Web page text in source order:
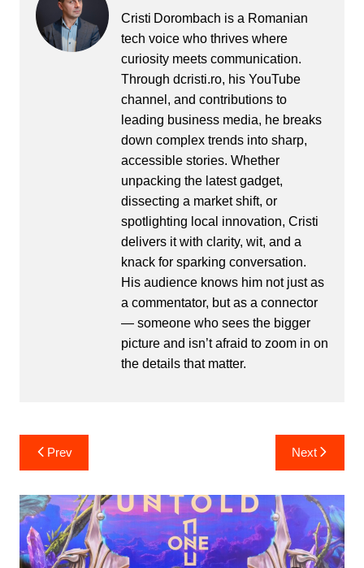
Cristi Dorombach is a Romanian
tech voice who thrives where
curiosity meets communication.
Through dcristi.ro, his YouTube
channel, and contributions to
leading business media, he breaks
down complex trends into sharp,
accessible stories. Whether
unpacking the latest gadget,
dissecting a market shift, or
spotlighting local innovation, Cristi
delivers it with clarity, wit, and a
knack for sparking conversation.
His audience knows him not just as
a commentator, but as a connector
— someone who sees the bigger
picture and isn’t afraid to zoom in on
the details that matter.
Post
navigation
Prev Next